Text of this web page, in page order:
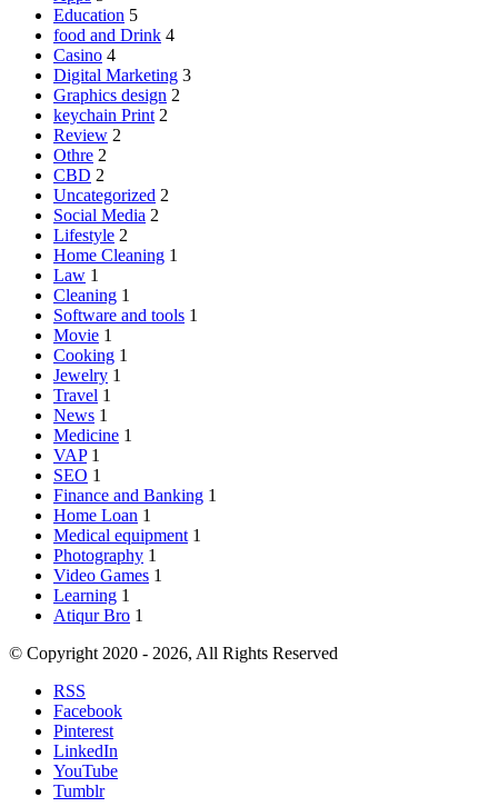
Education 5
food and Drink 4
Casino 4
Digital Marketing 3
Graphics design 2
keychain Print 2
Review 2
Othre 2
CBD 2
Uncategorized 2
Social Media 2
Lifestyle 2
Home Cleaning 1
Law 1
Cleaning 1
Software and tools 1
Movie 1
Cooking 1
Jewelry 1
Travel 1
News 1
Medicine 1
VAP 1
SEO 1
Finance and Banking 1
Home Loan 1
Medical equipment 1
Photography 1
Video Games 1
Learning 1
Atiqur Bro 1
© Copyright 2020 - 2026, All Rights Reserved
RSS
Facebook
Pinterest
LinkedIn
YouTube
Tumblr